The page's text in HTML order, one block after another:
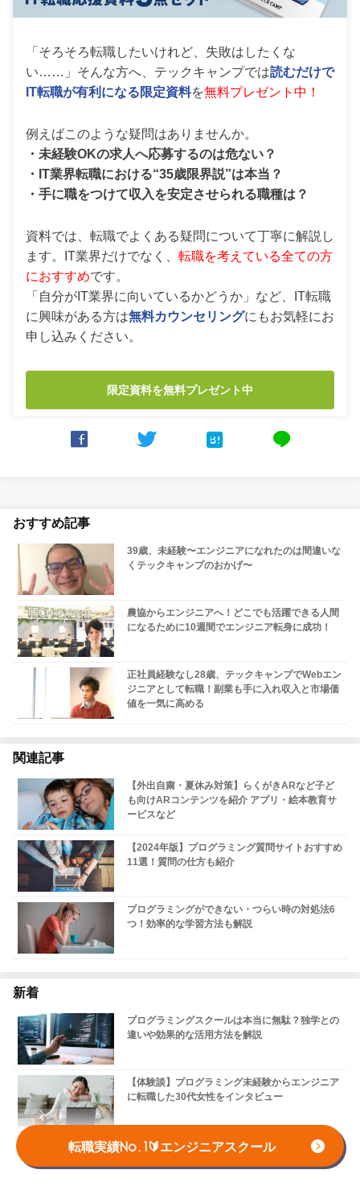
転職実績No.1🔰エンジニアスクール
「そろそろ転職したいけれど、失敗はしたくな
い……」そんな方へ、テックキャンプでは読むだけで
IT転職が有利になる限定資料を無料プレゼント中！
例えばこのような疑問はありませんか。
・未経験OKの求人へ応募するのは危ない？
・IT業界転職における“35歳限界説”は本当？
・手に職をつけて収入を安定させられる職種は？
資料では、転職でよくある疑問について丁寧に解説し
ます。IT業界だけでなく、 転職を考えている全ての方
におすすめです。
「自分がIT業界に向いているかどうか」など、IT転職
に興味がある方は無料カウンセリングにもお気軽にお
申し込みください。
限定資料を無料プレゼント中
   line
おすすめ記事
39歳、未経験〜エンジニアになれたのは間違いな
くテックキャンプのおかげ〜
農協からエンジニアへ！どこでも活躍できる人間
になるために10週間でエンジニア転身に成功！
正社員経験なし28歳、テックキャンプでWebエン
ジニアとして転職！副業も手に入れ収入と市場価
値を一気に高める
関連記事
【外出自粛・夏休み対策】らくがきARなど子ど
も向けARコンテンツを紹介 アプリ・絵本教育サ
ービスなど
【2024年版】プログラミング質問サイトおすすめ
11選！質問の仕方も紹介
プログラミングができない・つらい時の対処法6
つ！効率的な学習方法も解説
新着
プログラミングスクールは本当に無駄？独学との
違いや効果的な活用方法を解説
【体験談】プログラミング未経験からエンジニア
に転職した30代女性をインタビュー
【必見】元公務員が語る！未経験からITエンジニ